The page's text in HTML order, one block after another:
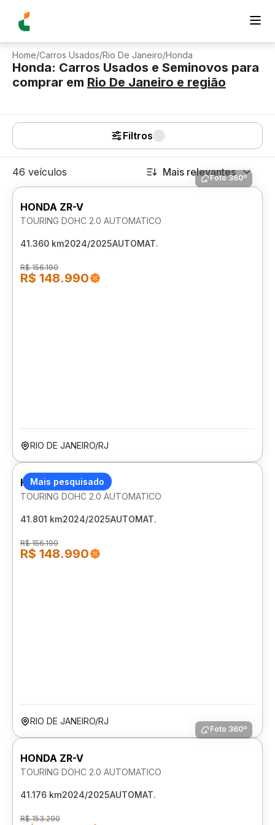
Home/Carros Usados/Rio De Janeiro/Honda
Honda: Carros Usados e Seminovos para
comprar em Rio De Janeiro e região
Filtros
46 veículos Mais relevantes
Foto 360º
HONDA ZR-V
TOURING DOHC 2.0 AUTOMATICO
41.360 km2024/2025AUTOMAT.
R$ 156.190
R$ 148.990
RIO DE JANEIRO/RJ
Mais pesquisado
HONDA ZR-V
TOURING DOHC 2.0 AUTOMATICO
41.801 km2024/2025AUTOMAT.
R$ 156.190
R$ 148.990
RIO DE JANEIRO/RJ
Foto 360º
HONDA ZR-V
TOURING DOHC 2.0 AUTOMATICO
41.176 km2024/2025AUTOMAT.
R$ 153.290